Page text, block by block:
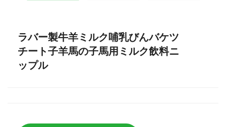
ラバー製牛羊ミルク哺乳びんバケツ
チート子羊馬の子馬用ミルク飲料ニ
ップル